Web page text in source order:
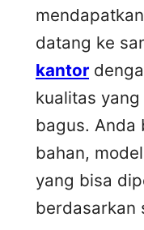
datang ke
kantor
kualitas
bagus. Anda
bahan,
yang bisa
berdasarkan